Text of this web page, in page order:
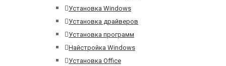
Установка Windows
Установка драйверов
Установка программ
Найстройка Windows
Установка Office